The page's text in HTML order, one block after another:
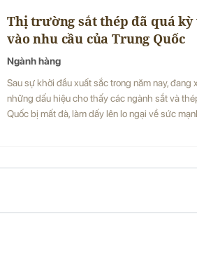
Thị trường sắt thép đã quá kỳ
vào nhu cầu của Trung Quốc
Ngành hàng
Sau sự khởi đầu xuất sắc trong năm nay, đang
những dấu hiệu cho thấy các ngành sắt và
Quốc bị mất đà, làm dấy lên lo ngại về sức